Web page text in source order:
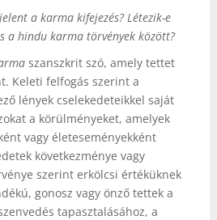
a karma kifejezés? Létezik-e
a hindu karma törvények között?
szanszkrit szó, amely tettet
Keleti felfogás szerint a
lények cselekedeteikkel saját
a körülményeket, amelyek
vagy életeseményekként
következménye vagy
szerint erkölcsi értéküknek
gonosz vagy önző tettek a
tapasztalásához, a